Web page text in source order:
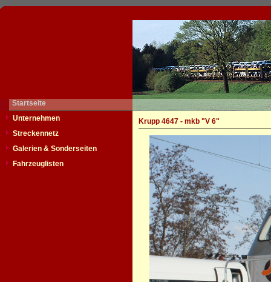
Startseite
Unternehmen
Streckennetz
Galerien & Sonderseiten
Fahrzeuglisten
Krupp 4647 - mkb "V 6"